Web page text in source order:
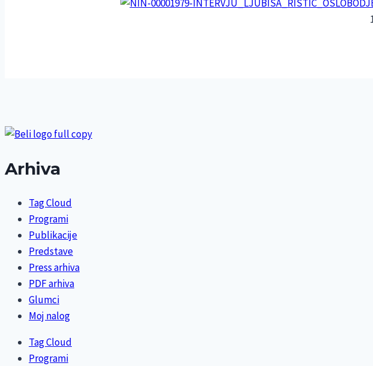
Arhiva
Tag Cloud
Programi
Publikacije
Predstave
Press arhiva
PDF arhiva
Glumci
Moj nalog
Tag Cloud
Programi